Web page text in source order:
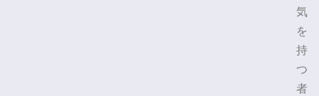
気
を
持
つ
者